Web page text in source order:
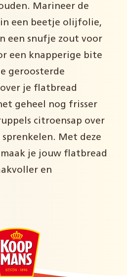
Marineer de
een beetje olijfolie,
een snufje zout voor
een knapperige bite
geroosterde
je flatbread
geheel nog frisser
citroensap over
Met deze
je jouw flatbread
en